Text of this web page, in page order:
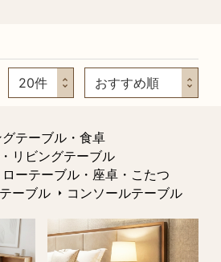
テーブル・食卓
リビングテーブル
ローテーブル・座卓・こたつ
ーブル
コンソールテーブル